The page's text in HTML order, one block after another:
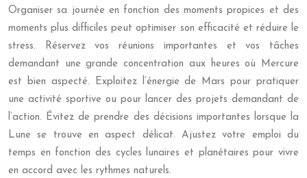
Organiser sa journée en fonction des moments propices et des
moments plus difficiles peut optimiser son efficacité et réduire le
stress. Réservez vos réunions importantes et vos tâches
demandant une grande concentration aux heures où Mercure
est bien aspecté. Exploitez l’énergie de Mars pour pratiquer
une activité sportive ou pour lancer des projets demandant de
l’action. Évitez de prendre des décisions importantes lorsque la
Lune se trouve en aspect délicat. Ajustez votre emploi du
temps en fonction des cycles lunaires et planétaires pour vivre
en accord avec les rythmes naturels.